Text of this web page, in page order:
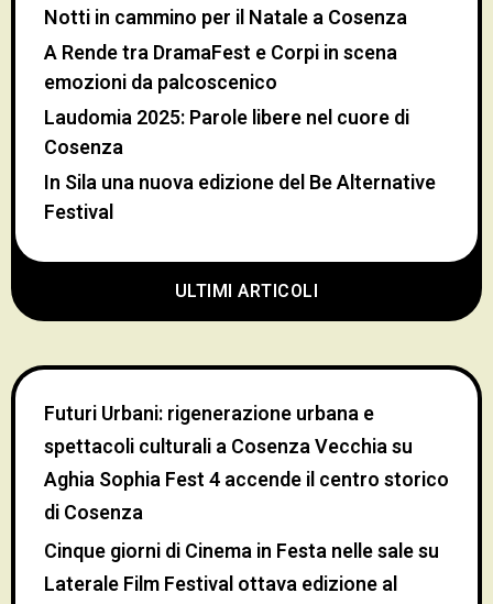
ULTIMI ARTICOLI
Notti in cammino per il Natale a Cosenza
A Rende tra DramaFest e Corpi in scena
emozioni da palcoscenico
Laudomia 2025: Parole libere nel cuore di
Cosenza
In Sila una nuova edizione del Be Alternative
Festival
Futuri Urbani: rigenerazione urbana e
spettacoli culturali a Cosenza Vecchiasu
Aghia Sophia Fest 4 accende il centro storico
di Cosenza
Cinque giorni di Cinema in Festa nelle salesu
Laterale Film Festival ottava edizione al